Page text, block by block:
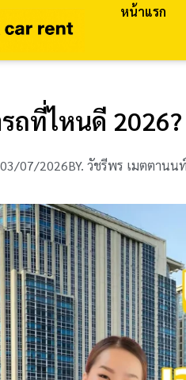
หน้าแรก
รถที่ไหนดี
03/07/2026BY. วัชรีพร เมตตานนท์